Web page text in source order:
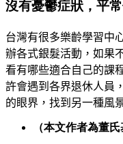
沒有憂鬱症狀，平
台灣有很多樂齡學習中
辦各式銀髮活動，如果
看有哪些適合自己的課
許會遇到各界退休人員
的眼界，找到另一種風
（本文作者為董